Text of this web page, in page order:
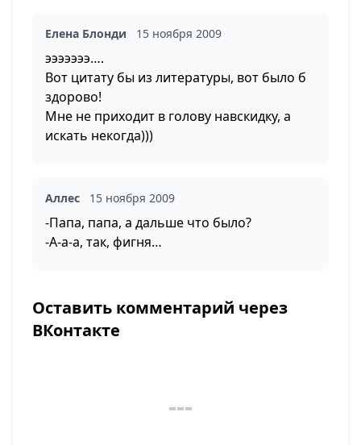
Елена Блонди 15 ноября 2009
эээээээ….
Вот цитату бы из литературы, вот было б
здорово!
Мне не приходит в голову навскидку, а
искать некогда)))
Аллес 15 ноября 2009
-Папа, папа, а дальше что было?
-А-а-а, так, фигня…
Оставить комментарий через
ВКонтакте